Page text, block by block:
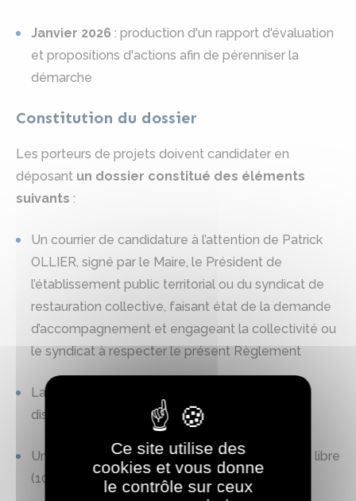
Janvier 2026 : production d'un rapport d'évaluation
et propositions d'actions afin de pérenniser la
démarche
Constitution du dossier
Les porteurs de projets doivent candidater en
déposant un dossier constitué des éléments
suivants :
Un courrier de candidature à l’attention de Patrick
OLLIER, signé par le Maire, le Président de
l’établissement public territorial ou du syndicat de
restauration collective, faisant état de la demande
d’accompagnement et engageant la collectivité ou
le syndicat à respecter le présent Règlement
La fiche projet, conformément au modèle
disponible sur le site internet de la Métropole
Un dossier de présentation du projet en format libre
(10 pages maximum)
Ce site utilise des
cookies et vous donne
le contrôle sur ceux